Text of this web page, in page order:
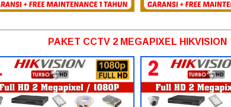
PAKET CCTV 2 MEGAPIXEL HIKVISION